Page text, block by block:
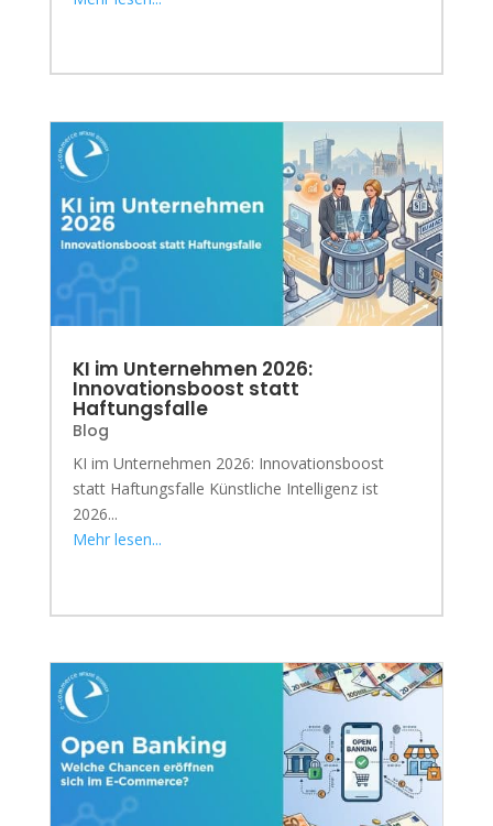
KI im Unternehmen 2026:
Innovationsboost statt
Haftungsfalle
Blog
KI im Unternehmen 2026: Innovationsboost
statt Haftungsfalle Künstliche Intelligenz ist
2026...
Mehr lesen...